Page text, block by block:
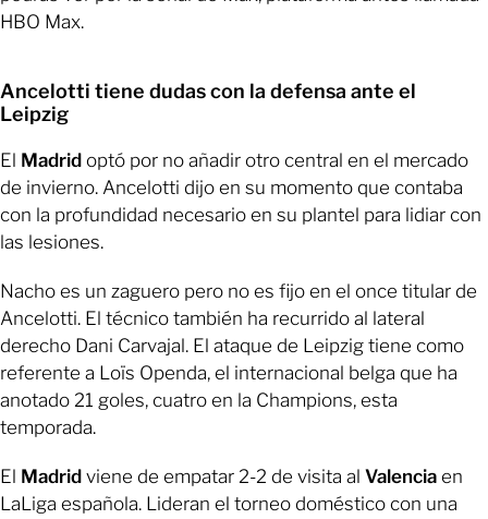
HBO Max.
Ancelotti tiene dudas con la defensa ante el
Leipzig
El Madrid optó por no añadir otro central en el mercado
de invierno. Ancelotti dijo en su momento que contaba
con la profundidad necesario en su plantel para lidiar con
las lesiones.
Nacho es un zaguero pero no es fijo en el once titular de
Ancelotti. El técnico también ha recurrido al lateral
derecho Dani Carvajal. El ataque de Leipzig tiene como
referente a Loïs Openda, el internacional belga que ha
anotado 21 goles, cuatro en la Champions, esta
temporada.
El Madrid viene de empatar 2-2 de visita al Valencia en
LaLiga española. Lideran el torneo doméstico con una